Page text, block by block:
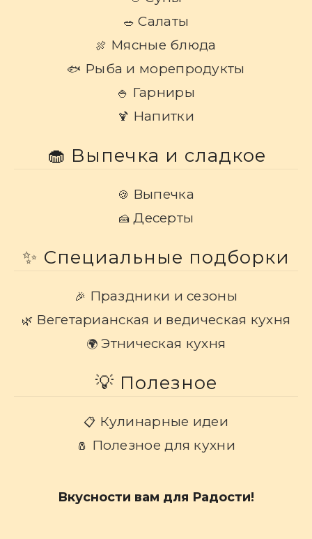
🥗 Салаты
🍖 Мясные блюда
🐟 Рыба и морепродукты
🍚 Гарниры
🍹 Напитки
🧁 Выпечка и сладкое
🍪 Выпечка
🍰Десерты
✨ Специальные подборки
🎉 Праздники и сезоны
🌿 Вегетарианская и ведическая кухня
🌍 Этническая кухня
💡 Полезное
📋 Кулинарные идеи
🧂 Полезное для кухни
Вкусности вам для Радости!